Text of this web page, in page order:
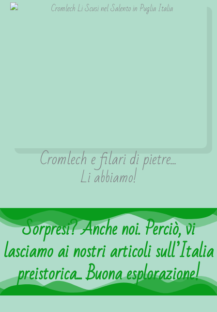
Cromlech e filari di pietre...
Li abbiamo!
Sorpresi? Anche noi. Perciò, vi
lasciamo ai nostri articoli sull’Italia
preistorica... Buona esplorazione!